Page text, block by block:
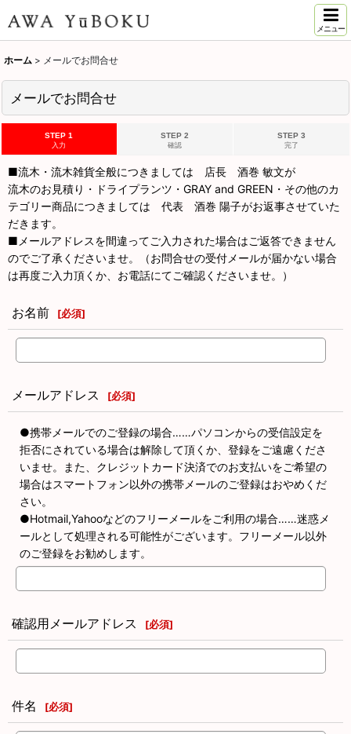
メニュー
ホーム > メールでお問合せ
メールでお問合せ
STEP 1
入力
STEP 2
確認
STEP 3
完了
■流木・流木雑貨全般につきましては 店長 酒巻 敏文が
流木のお見積り・ドライプランツ・GRAY and GREEN・その他のカ
テゴリー商品につきましては 代表 酒巻 陽子がお返事させていた
だきます。
■メールアドレスを間違ってご入力された場合はご返答できません
のでご了承くださいませ。（お問合せの受付メールが届かない場合
は再度ご入力頂くか、お電話にてご確認くださいませ。）
お名前 [必須]
メールアドレス [必須]
●携帯メールでのご登録の場合……パソコンからの受信設定を
拒否にされている場合は解除して頂くか、登録をご遠慮くださ
いませ。また、クレジットカード決済でのお支払いをご希望の
場合はスマートフォン以外の携帯メールのご登録はおやめくだ
さい。
●Hotmail,Yahooなどのフリーメールをご利用の場合……迷惑メ
ールとして処理される可能性がございます。フリーメール以外
のご登録をお勧めします。
確認用メールアドレス [必須]
件名 [必須]